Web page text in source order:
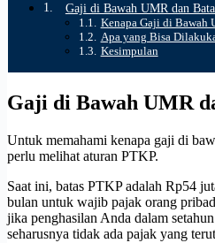
Gaji di Bawah UMR dan
Kenapa Gaji di Bawah
Apa yang Bisa
Kesimpulan
Gaji di Bawah UMR
Untuk memahami kenapa gaji di
perlu melihat aturan PTKP.
Saat ini, batas PTKP adalah Rp54
bulan untuk wajib pajak orang
jika penghasilan Anda dalam
seharusnya tidak ada pajak yang